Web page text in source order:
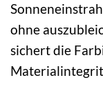
ohne
sichert die